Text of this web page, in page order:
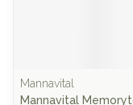
Mannavital
Mannavital